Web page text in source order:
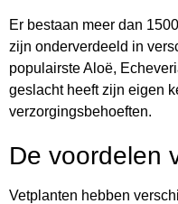
Er bestaan meer dan
zijn onderverdeeld in
populairste Aloë,
geslacht heeft zijn eigen
verzorgingsbehoeften.
De voordelen
Vetplanten hebben